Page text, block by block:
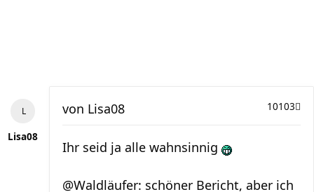
Lisa08
10103
von Lisa08
Ihr seid ja alle wahnsinnig
@Waldläufer: schöner Bericht, aber ich